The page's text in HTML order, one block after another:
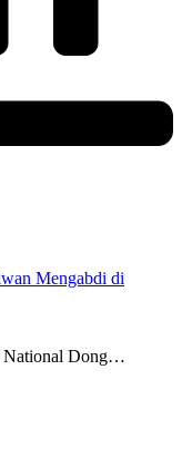
Mengabdi di
National Dong…